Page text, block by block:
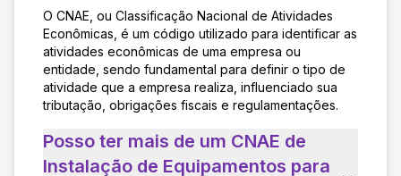
O CNAE, ou Classificação Nacional de Atividades
Econômicas, é um código utilizado para identificar as
atividades econômicas de uma empresa ou
entidade, sendo fundamental para definir o tipo de
atividade que a empresa realiza, influenciado sua
tributação, obrigações fiscais e regulamentações.
Posso ter mais de um CNAE de
Instalação de Equipamentos para